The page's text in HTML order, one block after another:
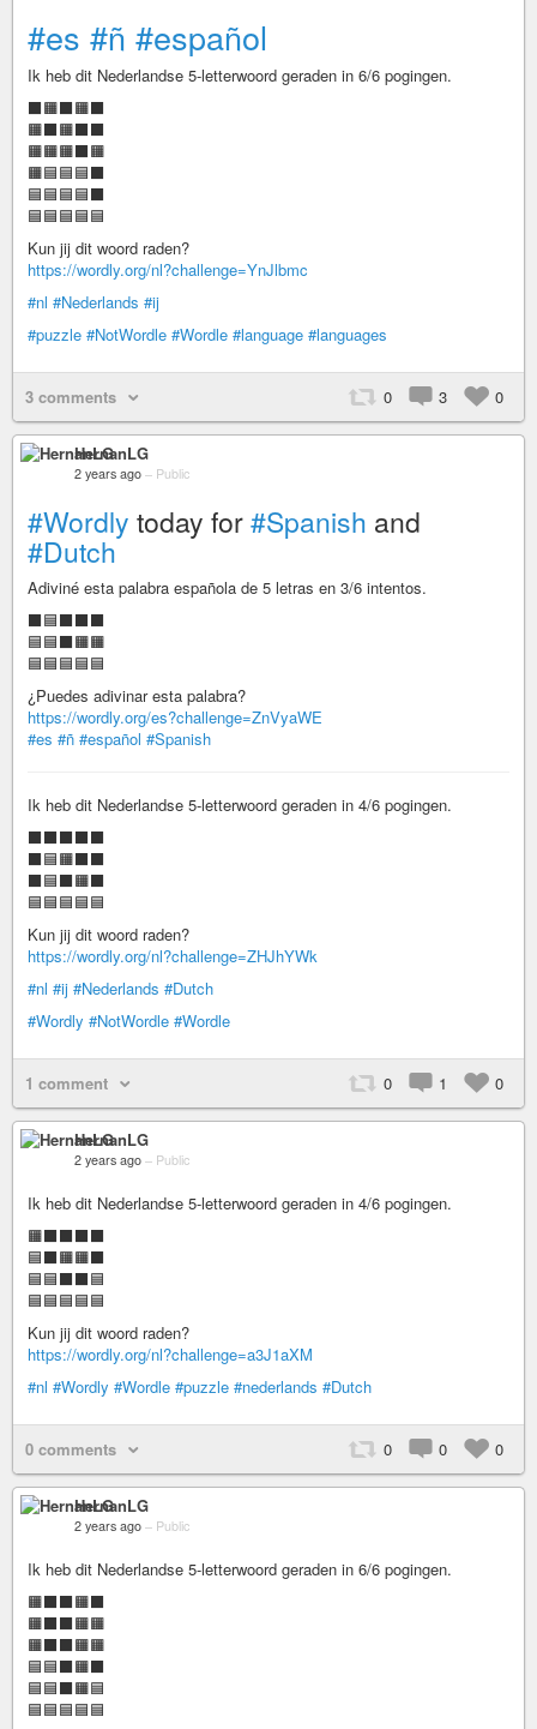
#es #ñ #español
Ik heb dit Nederlandse 5-letterwoord geraden in 6/6 pogingen.
⬛🟧⬛🟧⬛
🟧⬛🟧⬛⬛
🟧🟧🟧⬛🟧
🟧🟦🟦🟦⬛
🟦🟦🟦🟦⬛
🟦🟦🟦🟦🟦
Kun jij dit woord raden?
https://wordly.org/nl?challenge=YnJlbmc
#nl #Nederlands #ij
#puzzle #NotWordle #Wordle #language #languages
3 comments 0 3 0
HernanLG
2 years ago – Public
#Wordly today for#Spanish and
#Dutch
Adiviné esta palabra española de 5 letras en 3/6 intentos.
⬛🟦⬛⬛⬛
🟦🟦⬛🟧🟧
🟦🟦🟦🟦🟦
¿Puedes adivinar esta palabra?
https://wordly.org/es?challenge=ZnVyaWE
#es #ñ #español #Spanish
Ik heb dit Nederlandse 5-letterwoord geraden in 4/6 pogingen.
⬛⬛⬛⬛⬛
⬛🟦🟧⬛⬛
⬛🟦⬛🟧⬛
🟦🟦🟦🟦🟦
Kun jij dit woord raden?
https://wordly.org/nl?challenge=ZHJhYWk
#nl #ij #Nederlands #Dutch
#Wordly #NotWordle #Wordle
1 comment 0 1 0
HernanLG
2 years ago – Public
Ik heb dit Nederlandse 5-letterwoord geraden in 4/6 pogingen.
🟧⬛⬛⬛⬛
🟦⬛🟧🟧⬛
🟦🟦⬛⬛🟦
🟦🟦🟦🟦🟦
Kun jij dit woord raden?
https://wordly.org/nl?challenge=a3J1aXM
#nl #Wordly #Wordle #puzzle #nederlands #Dutch
0 comments 0 0 0
HernanLG
2 years ago – Public
Ik heb dit Nederlandse 5-letterwoord geraden in 6/6 pogingen.
🟧⬛⬛🟧⬛
🟧⬛⬛🟧🟧
🟧⬛⬛🟧🟧
🟦🟦⬛🟧⬛
🟦🟦⬛🟧🟦
🟦🟦🟦🟦🟦